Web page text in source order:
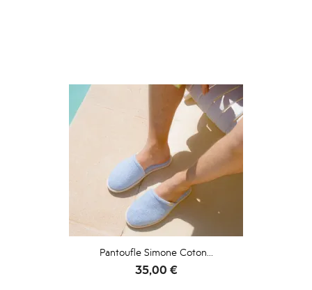
Pantoufle Simone Coton...
Prix
35,00 €